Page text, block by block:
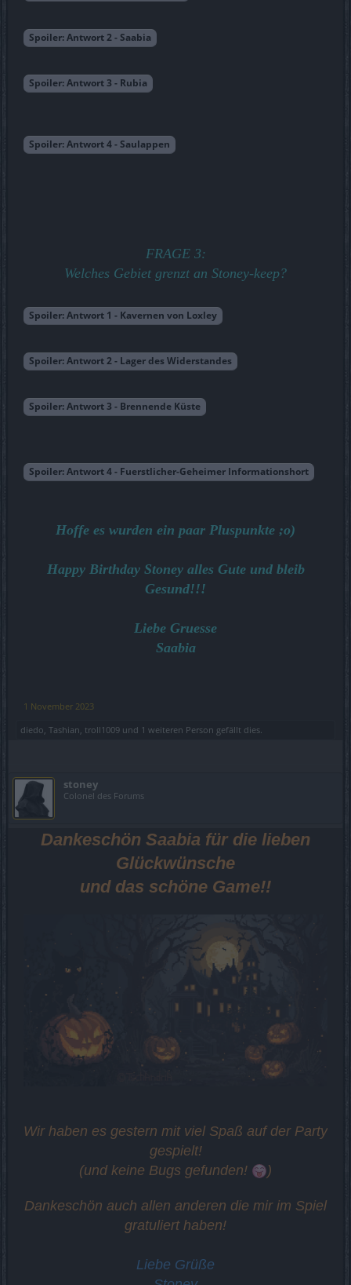
Spoiler:Antwort 2 - Saabia
Spoiler:Antwort 3 - Rubia
Spoiler:Antwort 4 - Saulappen
FRAGE 3:
Welches Gebiet grenzt an Stoney-keep?
Spoiler:Antwort 1 - Kavernen von Loxley
Spoiler:Antwort 2 - Lager des Widerstandes
Spoiler:Antwort 3 - Brennende Küste
Spoiler:Antwort 4 - Fuerstlicher-Geheimer Informationshort
Hoffe es wurden ein paar Pluspunkte ;o)
Happy Birthday Stoney alles Gute und bleib
Gesund!!!
Liebe Gruesse
Saabia
1 November 2023
diedo, Tashian, troll1009 und 1 weiteren Person gefällt dies.
stoney
Colonel des Forums
Dankeschön Saabia für die lieben
Glückwünsche
und das schöne Game!!
Wir haben es gestern mit viel Spaß auf der Party
gespielt!
(und keine Bugs gefunden!
)
Dankeschön auch allen anderen die mir im Spiel
gratuliert haben!
Liebe Grüße